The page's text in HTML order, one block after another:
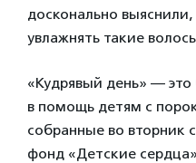
досконально
увлажнять такие
«Кудрявый день» — это
в помощь детям с
собранные во вторник
фонд «Детские